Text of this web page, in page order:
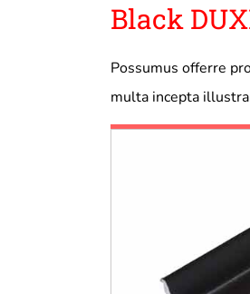
Black
Possumus offerre
multa incepta